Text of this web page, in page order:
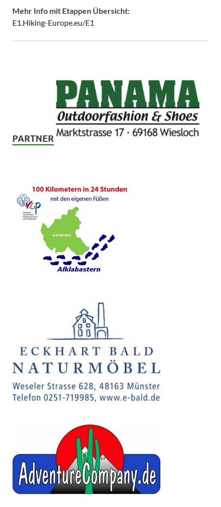
Mehr Info mit Etappen Übersicht:
E1.Hiking-Europe.eu/E1
PARTNER